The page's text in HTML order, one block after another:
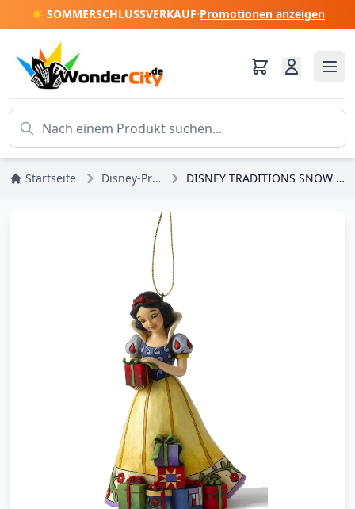
☀️ SOMMERSCHLUSSVERKAUF·Promotionen anzeigen
Startseite Disney-Prinzessinnen DISNEY TRADITIONS SNOW WHITE (Baumdekoration)